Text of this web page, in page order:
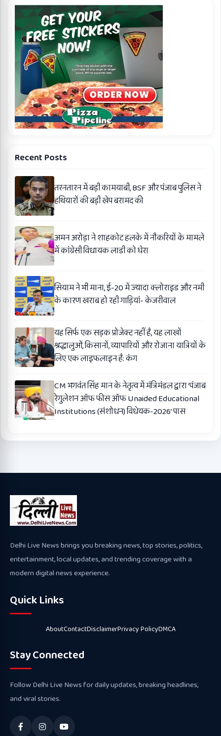
Recent Posts
तरनतारन में बड़ी कामयाबी, BSF और पंजाब पुलिस ने
हथियारों की बड़ी खेप बरामद की
अमन अरोड़ा ने शाहकोट हलके में नौकरियों के मामले
में कांग्रेसी विधायक लाडी को घेरा
सियाम ने भी माना, ई-20 में ज्यादा क्लोराइड और नमी
के कारण खराब हो रही गाड़ियां- केजरीवाल
यह सिर्फ एक सड़क प्रोजेक्ट नहीं है, यह लाखों
श्रद्धालुओं, किसानों, व्यापारियों और रोजाना यात्रियों के
लिए एक लाइफलाइन है: कंग
CM भगवंत सिंह मान के नेतृत्व में मंत्रिमंडल द्वारा ‘पंजाब
रेगुलेशन ऑफ फीस ऑफ Unaided Educational
Institutions (संशोधन) विधेयक-2026’ पास
Delhi Live News brings you breaking news, top stories, politics,
entertainment, local updates, and trending coverage with a
modern digital news experience.
Quick Links
AboutContactDisclaimerPrivacy PolicyDMCA
Stay Connected
Follow Delhi Live News for daily updates, breaking headlines,
and viral stories.